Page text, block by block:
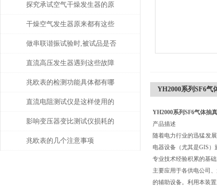
自动化控制？
探究承试空气干燥发生器的原
理与应用
干燥空气发生器原来都有这些
性能和特点
做串联谐振试验时,被试品是否
被击穿该如何判断？
直流高压发生器遇到这些故障
该如何处理？
兆欧表的检测功能具体都有哪
些？
直流电阻测试仪是这样使用的
吗？
影响变压器变比测试仪损耗的
主要因素是什么？
兆欧表的几个注意事项
YH2000系列SF6气
YH2000系列SF6气体抽
产品描述
随着电力行业的迅猛发
电器设备（尤其是GIS
专业技术经验积累的基
主要应用于各供电公司
的辅助设备。利用本装